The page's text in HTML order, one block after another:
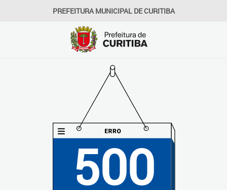
PREFEITURA MUNICIPAL DE CURITIBA
500